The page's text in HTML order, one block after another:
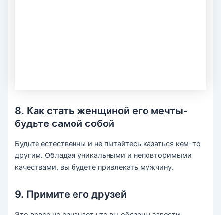
8. Как стать женщиной его мечты-
будьте самой собой
Будьте естественны и не пытайтесь казаться кем-то
другим. Обладая уникальными и неповторимыми
качествами, вы будете привлекать мужчину.
9. Примите его друзей